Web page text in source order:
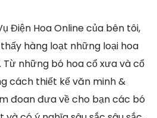
Điện Hoa Online của bên tôi,
hàng loạt những loại hoa
những bó hoa cổ xưa và cổ
cách thiết kế văn minh &
đoan đưa về cho bạn các bó